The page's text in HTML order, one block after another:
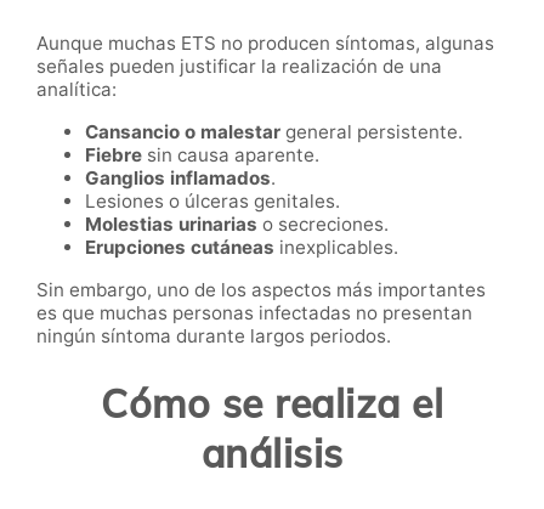
Aunque muchas ETS no producen síntomas, algunas
señales pueden justificar la realización de una
analítica:
Cansancio o malestar general persistente.
Fiebre sin causa aparente.
Ganglios inflamados.
Lesiones o úlceras genitales.
Molestias urinarias o secreciones.
Erupciones cutáneas inexplicables.
Sin embargo, uno de los aspectos más importantes
es que muchas personas infectadas no presentan
ningún síntoma durante largos periodos.
Cómo se realiza el
análisis